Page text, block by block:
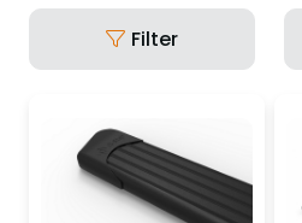
Filter